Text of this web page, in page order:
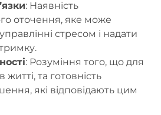
: Наявність
оточення, яке може
стресом і надати
: Розуміння того, що для
та готовність
які відповідають цим